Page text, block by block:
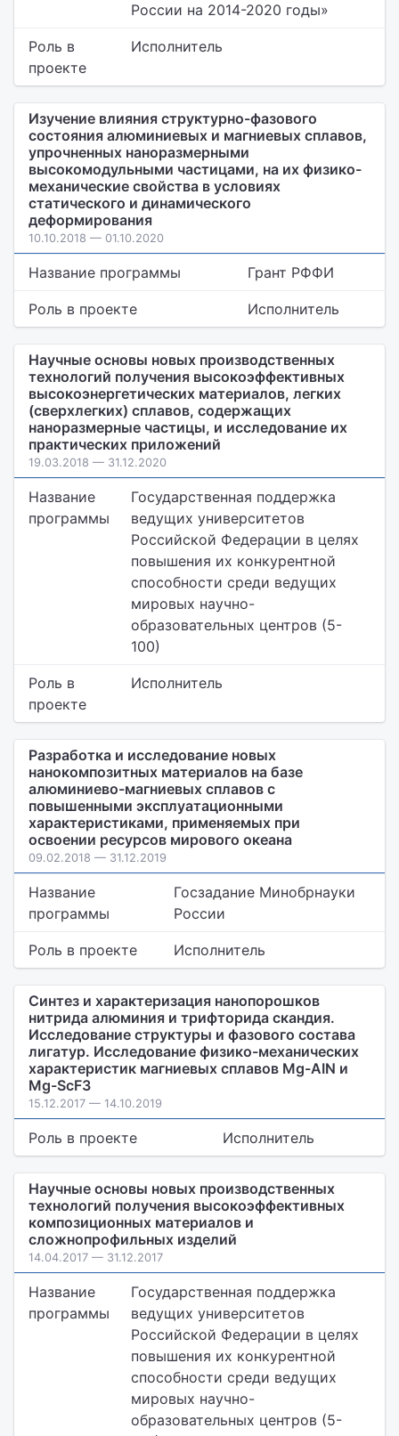
России на 2014-2020 годы»
Роль в
проекте
Исполнитель
Изучение влияния структурно-фазового
состояния алюминиевых и магниевых сплавов,
упрочненных наноразмерными
высокомодульными частицами, на их физико-
механические свойства в условиях
статического и динамического
деформирования
10.10.2018 — 01.10.2020
Название программы Грант РФФИ
Роль в проекте Исполнитель
Научные основы новых производственных
технологий получения высокоэффективных
высокоэнергетических материалов, легких
(сверхлегких) сплавов, содержащих
наноразмерные частицы, и исследование их
практических приложений
19.03.2018 — 31.12.2020
Название
программы
Государственная поддержка
ведущих университетов
Российской Федерации в целях
повышения их конкурентной
способности среди ведущих
мировых научно-
образовательных центров (5-
100)
Роль в
проекте
Исполнитель
Разработка и исследование новых
нанокомпозитных материалов на базе
алюминиево-магниевых сплавов с
повышенными эксплуатационными
характеристиками, применяемых при
освоении ресурсов мирового океана
09.02.2018 — 31.12.2019
Название
программы
Госзадание Минобрнауки
России
Роль в проекте Исполнитель
Синтез и характеризация нанопорошков
нитрида алюминия и трифторида скандия.
Исследование структуры и фазового состава
лигатур. Исследование физико-механических
характеристик магниевых сплавов Mg-AIN и
Mg-ScF3
15.12.2017 — 14.10.2019
Роль в проекте Исполнитель
Научные основы новых производственных
технологий получения высокоэффективных
композиционных материалов и
сложнопрофильных изделий
14.04.2017 — 31.12.2017
Название
программы
Государственная поддержка
ведущих университетов
Российской Федерации в целях
повышения их конкурентной
способности среди ведущих
мировых научно-
образовательных центров (5-